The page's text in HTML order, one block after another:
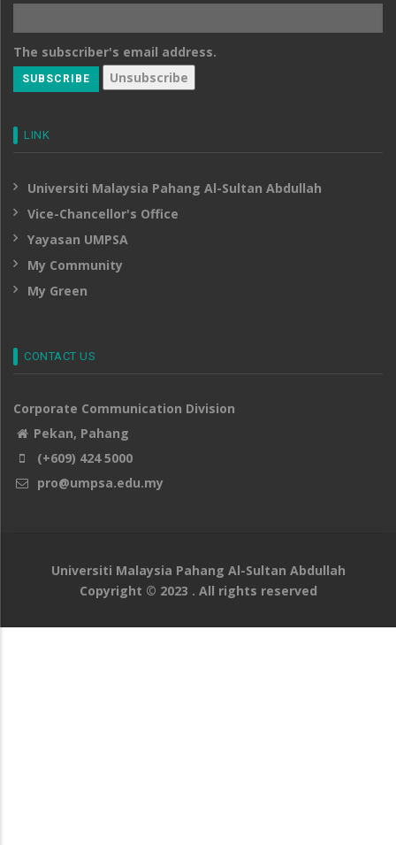
The subscriber's email address.
LINK
Universiti Malaysia Pahang Al-Sultan Abdullah
Vice-Chancellor's Office
Yayasan UMPSA
My Community
My Green
CONTACT US
Corporate Communication Division
Pekan, Pahang
(+609) 424 5000
pro@umpsa.edu.my
Universiti Malaysia Pahang Al-Sultan Abdullah
Copyright © 2023 . All rights reserved